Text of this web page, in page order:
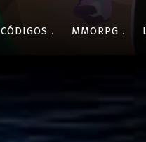
CÓDIGOS MMORPG